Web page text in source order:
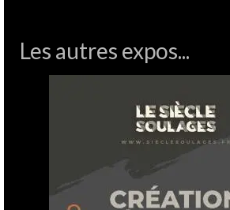
Les autres expos...